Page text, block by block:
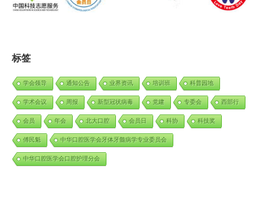
标签
学会领导 通知公告 业界资讯 培训班 科普园地
学术会议 周报 新型冠状病毒 党建 专委会 西部行
会员 年会 北大口腔 会员日 科协 科技奖
傅民魁 中华口腔医学会牙体牙髓病学专业委员会
中华口腔医学会口腔护理分会